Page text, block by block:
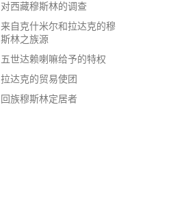
对西藏穆斯林的调查
来自克什米尔和拉达克的穆
斯林之族源
五世达赖喇嘛给予的特权
拉达克的贸易使团
回族穆斯林定居者